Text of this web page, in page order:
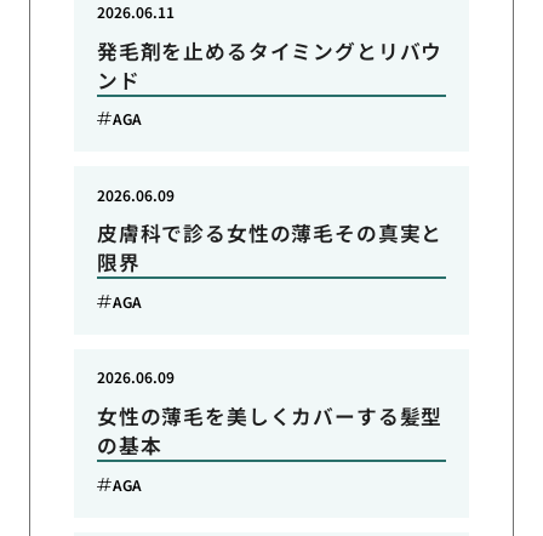
発毛剤を止めるタイミングとリバウ
ンド
2026.06.11
AGA
皮膚科で診る女性の薄毛その真実と
限界
2026.06.09
AGA
女性の薄毛を美しくカバーする髪型
の基本
2026.06.09
AGA